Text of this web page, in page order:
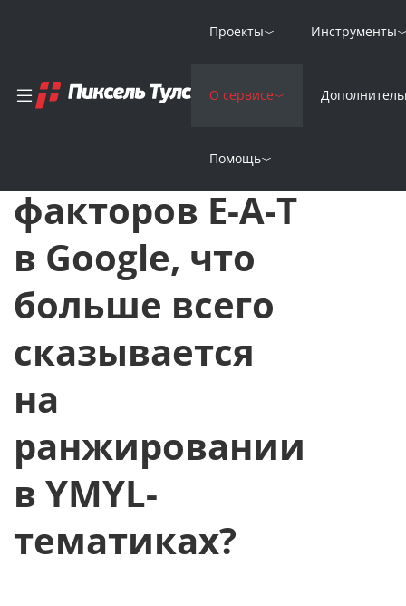
Проекты Инструменты
О сервисе
Помощь
Главная
Новости
Рейтинг факторов E-A-T в Google, что больше всего
факторов E-A-T
в Google, что
больше всего
сказывается
на
ранжировании
в YMYL-
тематиках?